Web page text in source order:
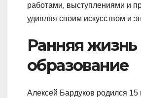
работами, выступлениями и
удивляя своим искусством и
Ранняя жизнь
образование
Алексей Бардуков родился 15